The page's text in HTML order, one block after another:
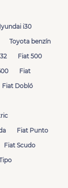
i30
Toyota benzín
Fiat 500
Fiat
Fiat Dobló
Fiat Punto
Fiat Scudo